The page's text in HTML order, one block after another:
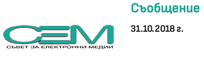
Съобщение
31.10.2018 г.